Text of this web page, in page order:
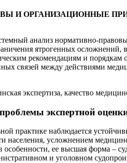
И ОРГАНИЗАЦИОННЫЕ
анализ нормативно-
ятрогенных
рекомендациям и
связей между действиями
экспертиза, качество
экспертной
практике наблюдается
усложнением
ее высшая форма –
и уголовном